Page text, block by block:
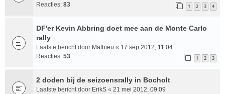
Reacties: 83 1 2 3 4
DF'er Kevin Abbring doet mee aan de Monte Carlo
rally
Laatste bericht door Mathieu « 17 sep 2012, 11:04
Reacties: 53 1 2 3
2 doden bij de seizoensrally in Bocholt
Laatste bericht door ErikS « 21 mei 2012, 09:09